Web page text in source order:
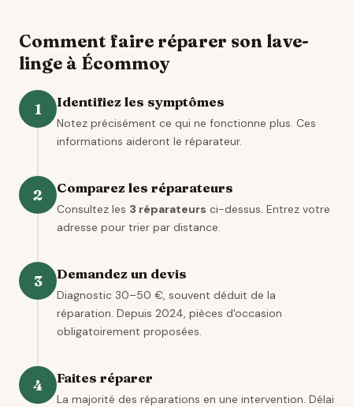
Comment faire réparer son lave-
linge à Écommoy
1 Identifiez les symptômes
Notez précisément ce qui ne fonctionne plus. Ces
informations aideront le réparateur.
2 Comparez les réparateurs
Consultez les 3 réparateurs ci-dessus. Entrez votre
adresse pour trier par distance.
3 Demandez un devis
Diagnostic 30–50 €, souvent déduit de la
réparation. Depuis 2024, pièces d'occasion
obligatoirement proposées.
4 Faites réparer
La majorité des réparations en une intervention. Délai